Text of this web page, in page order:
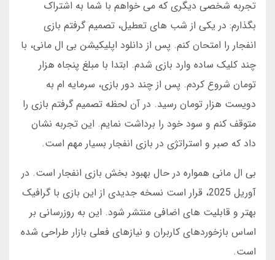
تجربه شخصی دیگری که می خواهم با شما به اشتراک
بگذارم: در یکی از شب های تعطیل، تصمیم گرفتم بازی
انفجار را امتحان کنم. پس از دانلود اپلیکیشن بی ال مانی، با
چند کلیک ساده وارد بازی شدم. ابتدا با مبلغ پنجاه هزار
تومان شروع کردم. پس از چند دور بازی، سرمایه ام به
دویست هزار تومان رسید. در آن لحظه تصمیم گرفتم بازی را
متوقف کنم و سود خود را برداشت نمایم. این تجربه نشان
داد که صبر و استراتژی در بازی انفجار بسیار مهم است.
بی ال مانی همواره در حال بهبود بخش بازی انفجار است. در
آوریل 2025، قرار است نسخه جدیدی از این بازی با گرافیک
بهتر و قابلیت های اضافی منتشر شود. این به روزرسانی بر
اساس بازخوردهای کاربران و نیازهای فعلی بازار طراحی شده
است.